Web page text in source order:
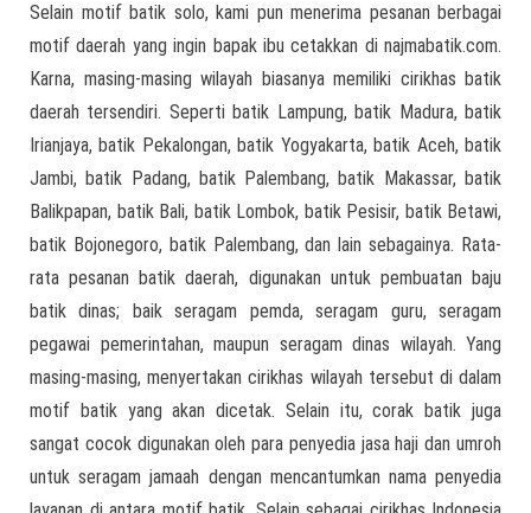
Selain motif batik solo, kami pun menerima pesanan berbagai
motif daerah yang ingin bapak ibu cetakkan di najmabatik.com.
Karna, masing-masing wilayah biasanya memiliki cirikhas batik
daerah tersendiri. Seperti batik Lampung, batik Madura, batik
Irianjaya, batik Pekalongan, batik Yogyakarta, batik Aceh, batik
Jambi, batik Padang, batik Palembang, batik Makassar, batik
Balikpapan, batik Bali, batik Lombok, batik Pesisir, batik Betawi,
batik Bojonegoro, batik Palembang, dan lain sebagainya. Rata-
rata pesanan batik daerah, digunakan untuk pembuatan baju
batik dinas; baik seragam pemda, seragam guru, seragam
pegawai pemerintahan, maupun seragam dinas wilayah. Yang
masing-masing, menyertakan cirikhas wilayah tersebut di dalam
motif batik yang akan dicetak. Selain itu, corak batik juga
sangat cocok digunakan oleh para penyedia jasa haji dan umroh
untuk seragam jamaah dengan mencantumkan nama penyedia